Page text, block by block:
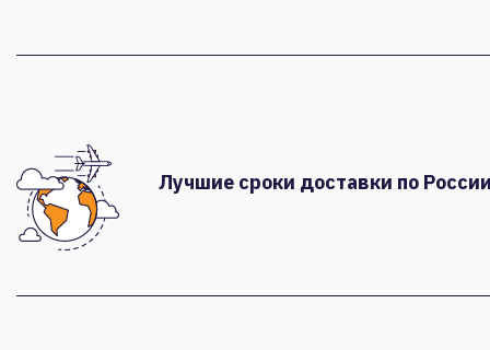
Лучшие сроки доставки по